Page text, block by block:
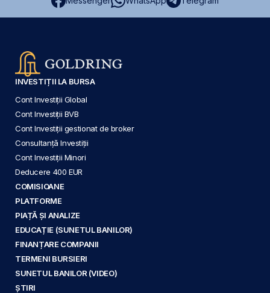
INVESTIȚII LA BURSA
Cont Investiții Global
Cont Investiții BVB
Cont Investiții gestionat de broker
Consultanță Investiții
Cont Investiții Minori
Deducere 400 EUR
COMISIOANE
PLATFORME
PIAȚĂ ȘI ANALIZE
EDUCAȚIE (SUNETUL BANILOR)
FINANȚARE COMPANII
TERMENI BURSIERI
SUNETUL BANILOR (VIDEO)
ȘTIRI